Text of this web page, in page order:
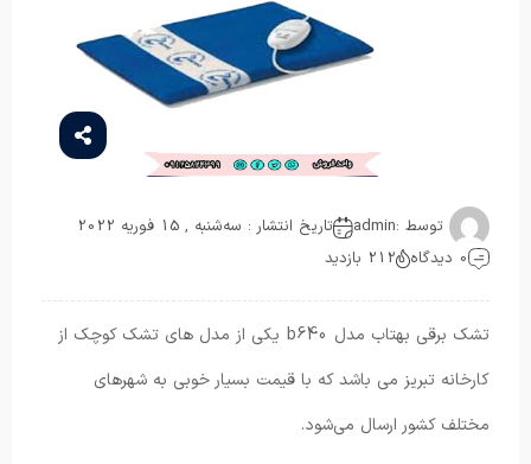
توسط :admin
تاریخ انتشار : سه‌شنبه , 15 فوریه 2022
0 دیدگاه
212 بازدید
تشک برقی بهتاب مدل b640 یکی از مدل های تشک کوچک از
کارخانه تبریز می باشد که با قیمت بسیار خوبی به شهرهای
مختلف کشور ارسال می‌شود.